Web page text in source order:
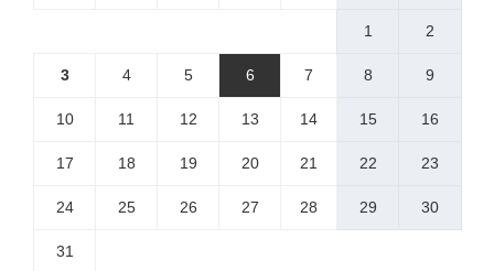
1 2
3 4 5 6 7 8 9
10 11 12 13 14 15 16
17 18 19 20 21 22 23
24 25 26 27 28 29 30
31